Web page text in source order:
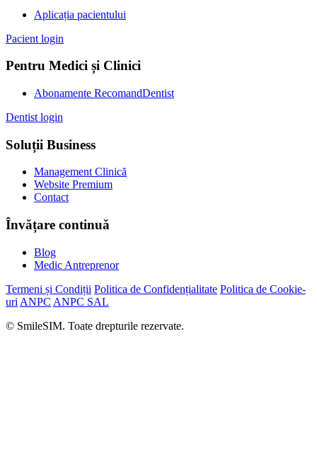
Aplicația pacientului
Pacient login
Pentru Medici și Clinici
Abonamente RecomandDentist
Dentist login
Soluții Business
Management Clinică
Website Premium
Contact
Învățare continuă
Blog
Medic Antreprenor
Termeni și Condiții Politica de Confidențialitate Politica de Cookie-
uri ANPC ANPC SAL
© SmileSIM. Toate drepturile rezervate.